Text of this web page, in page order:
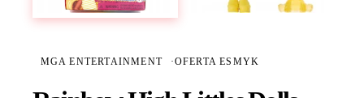
MGA ENTERTAINMENT ·OFERTA ESMYK